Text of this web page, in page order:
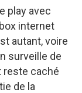
play avec
internet
autant, voire
surveille de
reste caché
de la